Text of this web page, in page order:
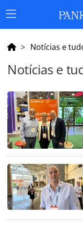
Menu
Principal
Notícias e
Notícias e